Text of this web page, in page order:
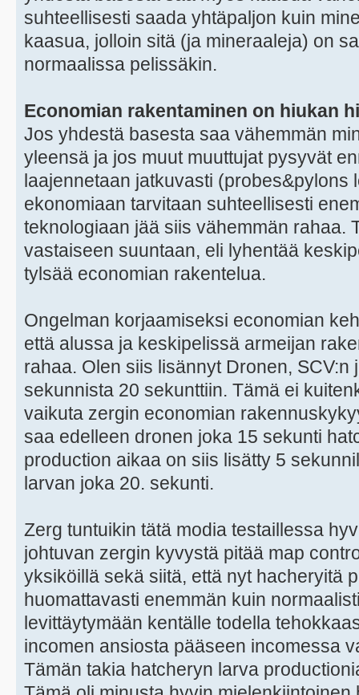
suhteellisesti saada yhtäpaljon kuin
kaasua, jolloin sitä (ja mineraaleja) on
normaalissa pelissäkin.
Economian rakentaminen on hiukan
Jos yhdestä basesta saa vähemmän
yleensä ja jos muut muuttujat pysyvät
laajennetaan jatkuvasti (probes&pylons
ekonomiaan tarvitaan suhteellisesti
teknologiaan jää siis vähemmän rahaa.
vastaiseen suuntaan, eli lyhentää
tylsää economian rakentelua.
Ongelman korjaamiseksi economian
että alussa ja keskipelissä armeijan
rahaa. Olen siis lisännyt Dronen,
sekunnista 20 sekunttiin. Tämä ei
vaikuta zergin economian
saa edelleen dronen joka 15 sekunti
production aikaa on siis lisätty 5
larvan joka 20. sekunti.
Zerg tuntuikin tätä modia testaillessa
johtuvan zergin kyvystä pitää map
yksiköillä sekä siitä, että nyt hacheryitä
huomattavasti enemmän kuin
levittäytymään kentälle todella
incomen ansiosta pääseen incomessa
Tämän takia hatcheryn larva